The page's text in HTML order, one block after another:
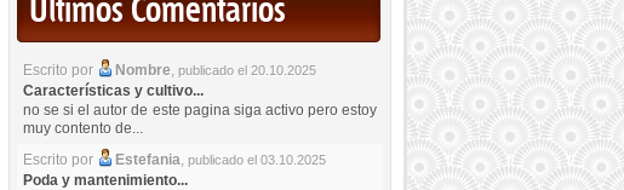
Últimos Comentarios
Escrito por Nombre, publicado el 20.10.2025
Características y cultivo...
no se si el autor de este pagina siga activo pero estoy
muy contento de...
Escrito por
Estefania, publicado el 03.10.2025
Poda y mantenimiento...